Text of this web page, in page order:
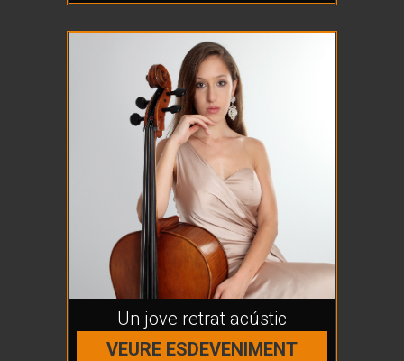
Un jove retrat acústic
VEURE ESDEVENIMENT